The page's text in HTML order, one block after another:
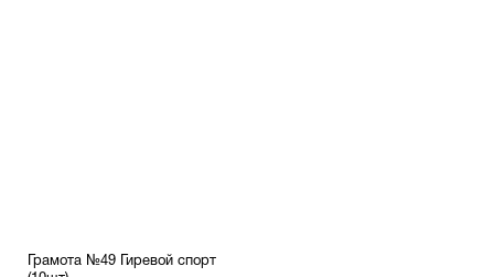
Грамота №49 Гиревой спорт